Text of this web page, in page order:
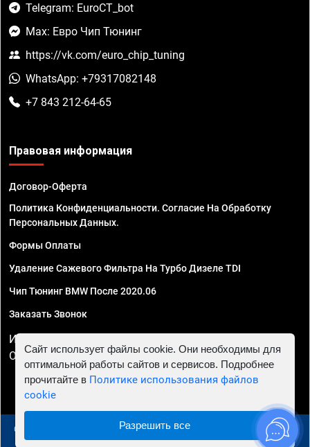
Telegram: EuroCT_bot
Max: Евро Чип Тюнинг
https://vk.com/euro_chip_tuning
WhatsApp: +79317082148
+7 843 212-64-65
Правовая информация
Договор-Оферта
Политика Конфиденциальности. Согласие На Обработку
Персональных Данных.
Формы Оплаты
Удаление Сажевого Фильтра На Турбо Дизеле TDI
Чип Тюнинг BMW После 2020.06
Заказать Звонок
ИП Смирнов Георгий Павлович. ИНН 781302555843,
ОГРНИП 324470400032610
© 2010 - 2026 Чип тюнинг в Казани - Автосервис "Евро
Сайт использует файлы cookie. Они необходимы для
оптимальной работы сайтов и сервисов. Подробнее
прочитайте в Политике использования файлов
cookie
Разрешить все